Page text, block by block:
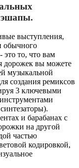
выступления,
обычного
это то, что вам
дорожек вы можете
музыкальной
создания ремиксов
3 ключевыми
и барабанах с
на другой
частью
кодировкой,